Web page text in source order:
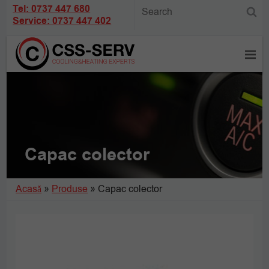
Tel: 0737 447 680
Service: 0737 447 402
Capac colector
Acasă » Produse » Capac colector